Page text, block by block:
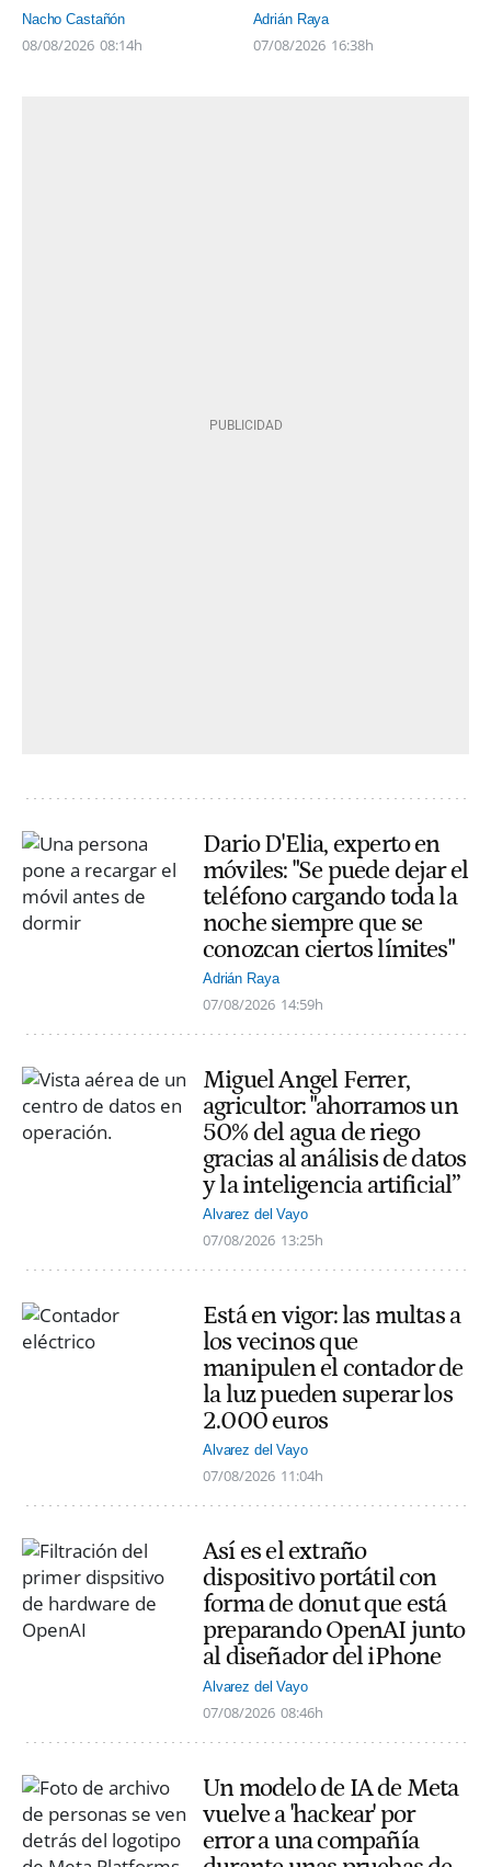
Nacho Castañón
08/08/2026 08:14h
Adrián Raya
07/08/2026 16:38h
Dario D'Elia, experto en
móviles: "Se puede dejar el
teléfono cargando toda la
noche siempre que se
conozcan ciertos límites"
Adrián Raya
07/08/2026 14:59h
Miguel Angel Ferrer,
agricultor: "ahorramos un
50% del agua de riego
gracias al análisis de datos
y la inteligencia artificial”
Alvarez del Vayo
07/08/2026 13:25h
Está en vigor: las multas a
los vecinos que
manipulen el contador de
la luz pueden superar los
2.000 euros
Alvarez del Vayo
07/08/2026 11:04h
Así es el extraño
dispositivo portátil con
forma de donut que está
preparando OpenAI junto
al diseñador del iPhone
Alvarez del Vayo
07/08/2026 08:46h
Un modelo de IA de Meta
vuelve a 'hackear' por
error a una compañía